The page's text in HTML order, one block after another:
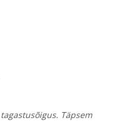
Täpsem